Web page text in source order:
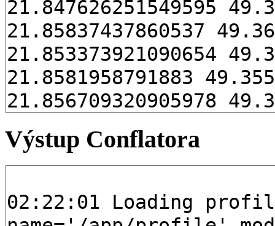
Výstup Conflatora